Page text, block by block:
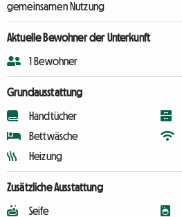
gemeinsamen Nutzung
Aktuelle Bewohner der Unterkunft
1 Bewohner
Grundausstattung
Handtücher
Bettwäsche
Heizung
Zusätzliche Ausstattung
Seife